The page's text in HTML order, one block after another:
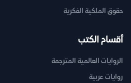
حقوق الملكية الفكرية
أقسام الكتب
الروايات العالمية المترجمة
روايات عربية